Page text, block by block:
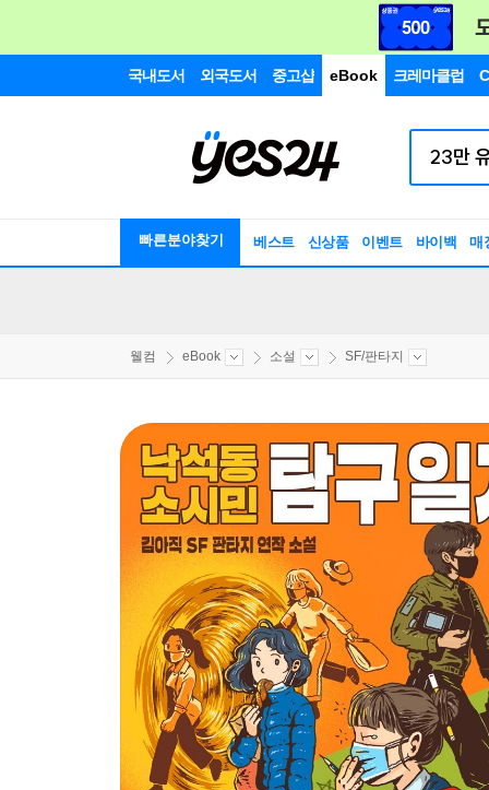
국내도서 외국도서 중고샵 eBook 크레마클럽
빠른분야찾기 베스트 신상품 이벤트 바이백 매
웰컴 eBook 소설 SF/판타지